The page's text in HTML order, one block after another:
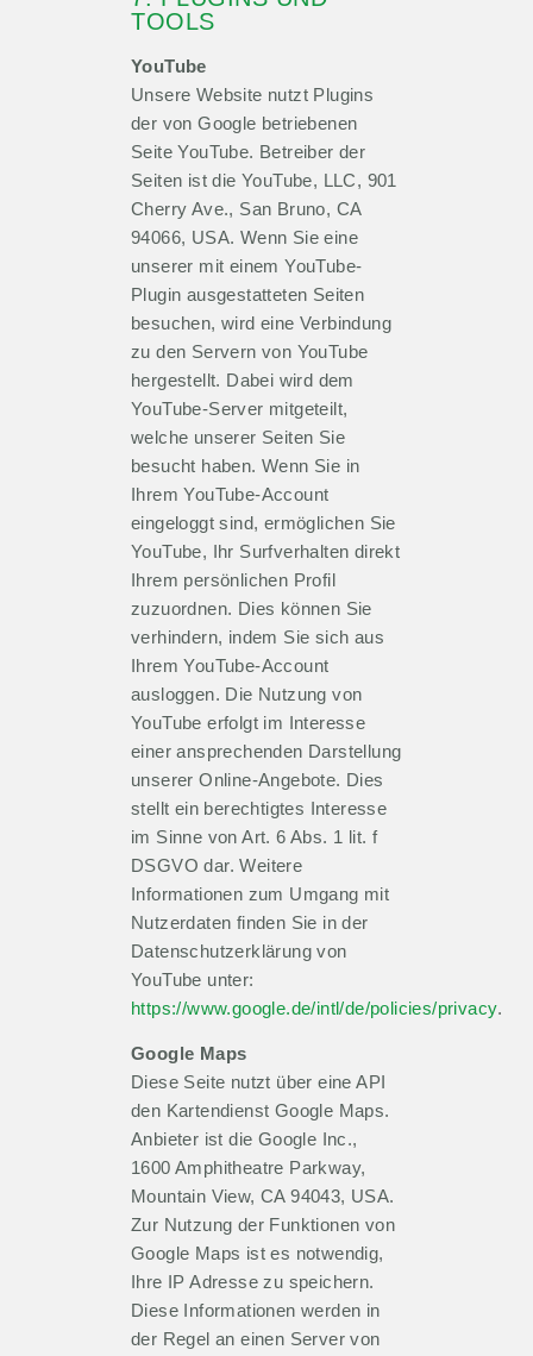
TOOLS
YouTube
Unsere Website nutzt Plugins
der von Google betriebenen
Seite YouTube. Betreiber der
Seiten ist die YouTube, LLC, 901
Cherry Ave., San Bruno, CA
94066, USA. Wenn Sie eine
unserer mit einem YouTube-
Plugin ausgestatteten Seiten
besuchen, wird eine Verbindung
zu den Servern von YouTube
hergestellt. Dabei wird dem
YouTube-Server mitgeteilt,
welche unserer Seiten Sie
besucht haben. Wenn Sie in
Ihrem YouTube-Account
eingeloggt sind, ermöglichen Sie
YouTube, Ihr Surfverhalten direkt
Ihrem persönlichen Profil
zuzuordnen. Dies können Sie
verhindern, indem Sie sich aus
Ihrem YouTube-Account
ausloggen. Die Nutzung von
YouTube erfolgt im Interesse
einer ansprechenden Darstellung
unserer Online-Angebote. Dies
stellt ein berechtigtes Interesse
im Sinne von Art. 6 Abs. 1 lit. f
DSGVO dar. Weitere
Informationen zum Umgang mit
Nutzerdaten finden Sie in der
Datenschutzerklärung von
YouTube unter:
https://www.google.de/intl/de/policies/privacy.
Google Maps
Diese Seite nutzt über eine API
den Kartendienst Google Maps.
Anbieter ist die Google Inc.,
1600 Amphitheatre Parkway,
Mountain View, CA 94043, USA.
Zur Nutzung der Funktionen von
Google Maps ist es notwendig,
Ihre IP Adresse zu speichern.
Diese Informationen werden in
der Regel an einen Server von